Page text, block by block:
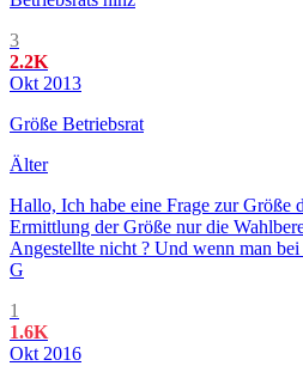
3
2.2K
Okt 2013
Größe Betriebsrat
Älter
Hallo, Ich habe eine Frage zur Größe
Ermittlung der Größe nur die
Angestellte nicht ? Und wenn man
G
1
1.6K
Okt 2016